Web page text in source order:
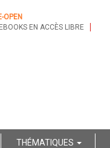
OPEN
EN ACCÈS LIBRE
THÉMATIQUES